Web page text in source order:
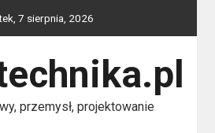
7 sierpnia, 2026
przemysł, projektowanie